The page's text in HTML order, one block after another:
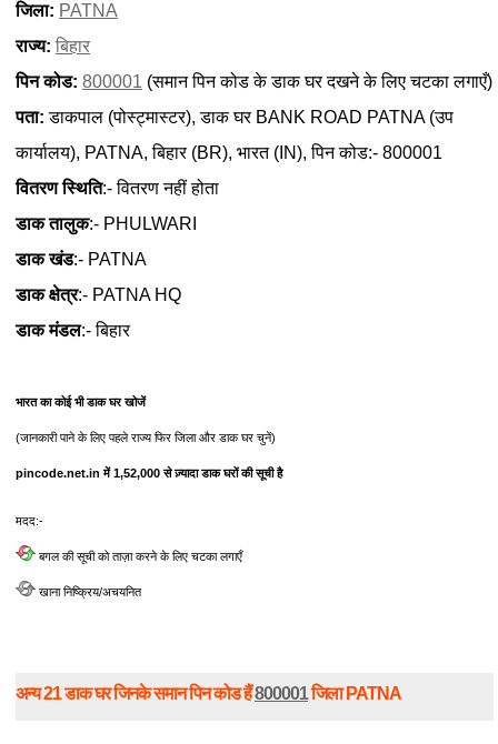
जिला: PATNA
राज्य: बिहार
पिन कोड: 800001 (समान पिन कोड के डाक घर दखने के लिए चटका लगाएँ)
पता: डाकपाल (पोस्ट्मास्टर), डाक घर BANK ROAD PATNA (उप
कार्यालय), PATNA, बिहार (BR), भारत (IN), पिन कोड:- 800001
वितरण स्थिति:- वितरण नहीं होता
डाक तालुक:- PHULWARI
डाक खंड:- PATNA
डाक क्षेत्र:- PATNA HQ
डाक मंडल:- बिहार
भारत का कोई भी डाक घर खोजें
(जानकारी पाने के लिए पहले राज्य फिर जिला और डाक घर चुनें)
pincode.net.in में 1,52,000 से ज़्यादा डाक घरों की सूची है
मदद:-
बगल की सूची को ताज़ा करने के लिए चटका लगाएँ
खाना निष्क्रिय/अचयनित
अन्य 21 डाक घर जिनके समान पिन कोड हैं800001जिला PATNA